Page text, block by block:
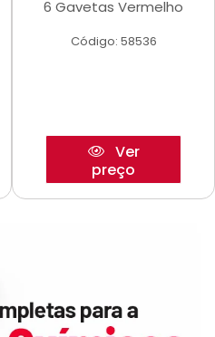
6 Gavetas Vermelho
Código: 58536
Ver
preço